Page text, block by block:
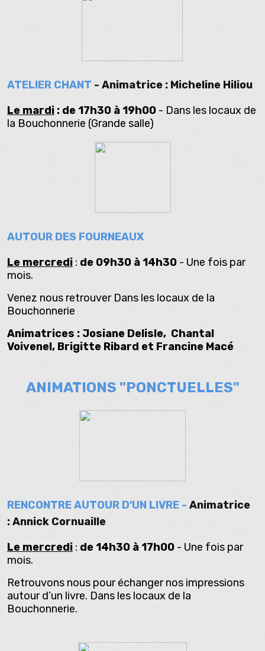
ATELIER CHANT - Animatrice : Micheline Hiliou
Le mardi : de 17h30 à 19h00 - Dans les locaux de
la Bouchonnerie (Grande salle)
AUTOUR DES FOURNEAUX
Le mercredi : de 09h30 à 14h30 - Une fois par
mois.
Venez nous retrouver Dans les locaux de la
Bouchonnerie
Animatrices : Josiane Delisle, Chantal
Voivenel, Brigitte Ribard et Francine Macé
ANIMATIONS "PONCTUELLES"
RENCONTRE AUTOUR D'UN LIVRE - Animatrice
: Annick Cornuaille
Le mercredi : de 14h30 à 17h00 - Une fois par
mois.
Retrouvons nous pour échanger nos impressions
autour d’un livre. Dans les locaux de la
Bouchonnerie.